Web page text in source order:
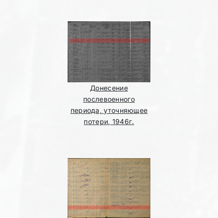
Донесение
послевоенного
периода, уточняющее
потери, 1946г.